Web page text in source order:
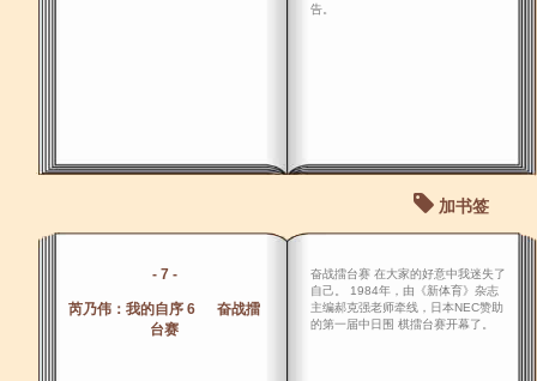
告。
加书签
- 7 -
芮乃伟：我的自序 6 奋战擂
台赛
奋战擂台赛 在大家的好意中我迷失了
自己。 1984年，由《新体育》杂志
主编郝克强老师牵线，日本NEC赞助
的第一届中日围 棋擂台赛开幕了。